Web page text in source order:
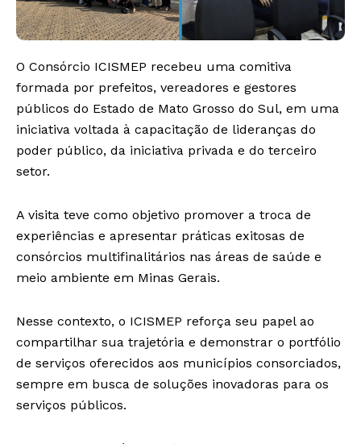
O Consórcio ICISMEP recebeu uma comitiva
formada por prefeitos, vereadores e gestores
públicos do Estado de Mato Grosso do Sul, em uma
iniciativa voltada à capacitação de lideranças do
poder público, da iniciativa privada e do terceiro
setor.
A visita teve como objetivo promover a troca de
experiências e apresentar práticas exitosas de
consórcios multifinalitários nas áreas de saúde e
meio ambiente em Minas Gerais.
Nesse contexto, o ICISMEP reforça seu papel ao
compartilhar sua trajetória e demonstrar o portfólio
de serviços oferecidos aos municípios consorciados,
sempre em busca de soluções inovadoras para os
serviços públicos.